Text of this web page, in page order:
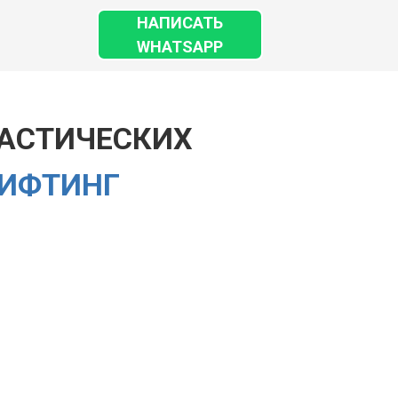
НАПИСАТЬ
WHATSAPP